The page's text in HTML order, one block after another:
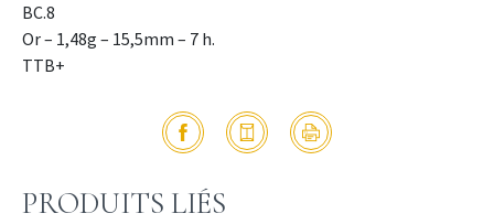
BC.8
Or – 1,48g – 15,5mm – 7 h.
TTB+
PRODUITS LIÉS